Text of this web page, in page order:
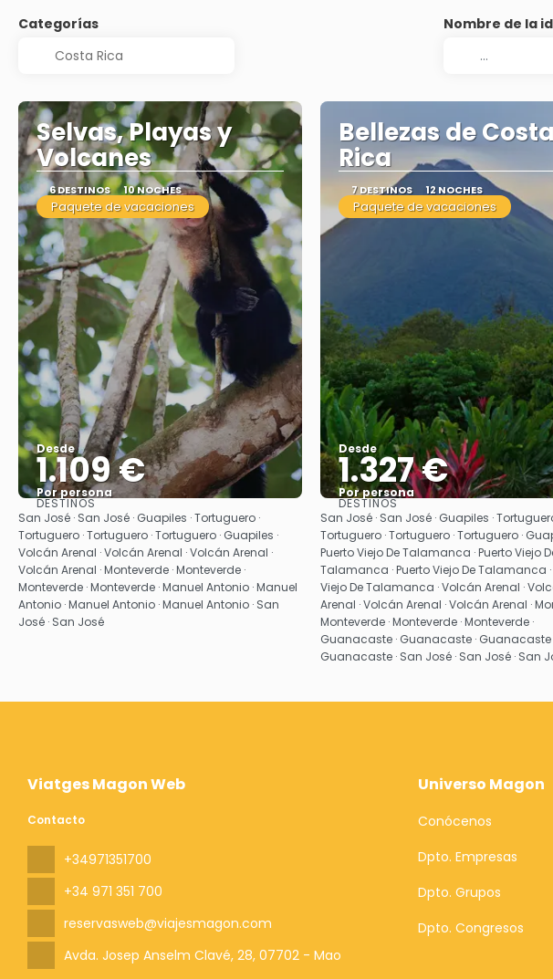
Categorías Nombre de la
Selvas, Playas y
Volcanes
6 DESTINOS 10 NOCHES
Paquete de vacaciones
Desde
1.109 €
Por persona
Ver
DESTINOS
San José · San José · Guapiles · Tortuguero ·
Tortuguero · Tortuguero · Tortuguero · Guapiles ·
Volcán Arenal · Volcán Arenal · Volcán Arenal ·
Volcán Arenal · Monteverde · Monteverde ·
Monteverde · Monteverde · Manuel Antonio · Manuel
Antonio · Manuel Antonio · Manuel Antonio · San
José · San José
Bellezas de
Rica
7 DESTINOS 12 NOCHES
Paquete de vacaciones
Desde
1.327 €
Por persona
Ver
DESTINOS
San José · San José · Guapiles ·
Tortuguero · Tortuguero · Tortuguero ·
Puerto Viejo De Talamanca · Puerto Viejo
Talamanca · Puerto Viejo De Talamanca ·
Viejo De Talamanca · Volcán Arenal ·
Arenal · Volcán Arenal · Volcán Arenal ·
Monteverde · Monteverde · Monteverde ·
Guanacaste · Guanacaste · Guanacaste
Guanacaste · San José · San José · San
Viatges Magon Web
Contacto
+34971351700
+34 971 351 700
reservasweb@viajesmagon.com
Avda. Josep Anselm Clavé, 28, 07702 - Mao
Universo Magon
Conócenos
Dpto. Empresas
Dpto. Grupos
Dpto. Congresos